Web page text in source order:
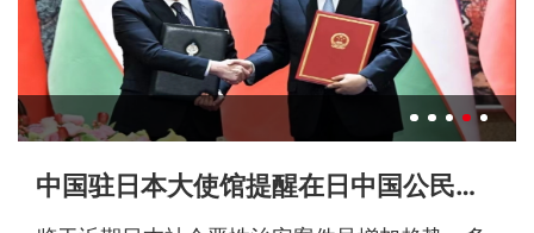
中国驻日本大使馆提醒在日中国公民加强安全防范